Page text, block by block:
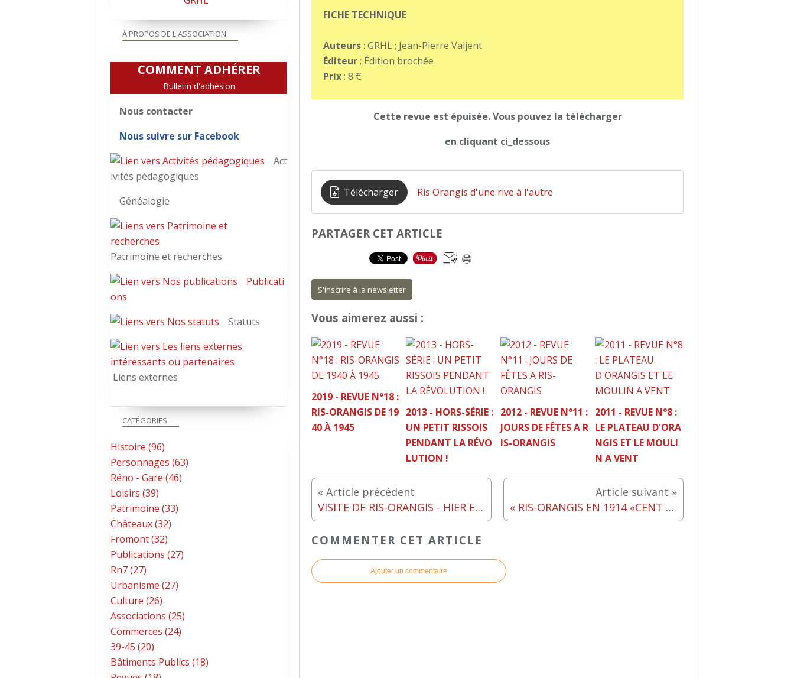
FICHE TECHNIQUE
Auteurs: GRHL ; Jean-Pierre Valjent
Éditeur: Édition brochée
Prix: 8 €
Cette revue est épuisée. Vous pouvez la télécharger
en cliquant ci_dessous
Télécharger Ris Orangis d'une rive à l'autre
PARTAGER CET ARTICLE
S'inscrire à la newsletter
Vous aimerez aussi :
2019 - REVUE N°18 :
RIS-ORANGIS DE 19
40 À 1945
2013 - HORS-SÉRIE :
UN PETIT RISSOIS
PENDANT LA RÉVO
LUTION !
2012 - REVUE N°11 :
JOURS DE FÊTES A R
IS-ORANGIS
2011 - REVUE N°8 :
LE PLATEAU D'ORA
NGIS ET LE MOULI
N A VENT
« Article précédent
VISITE DE RIS-ORANGIS - HIER ET AUJOURD'HUI (2)
Article suivant »
« RIS-ORANGIS EN 1914 «CENT ANS DÉJÀ»
COMMENTER CET ARTICLE
Ajouter un commentaire
CATÉGORIES
Histoire (96)
Personnages (63)
Réno - Gare (46)
Loisirs (39)
Patrimoine (33)
Châteaux (32)
Fromont (32)
Publications (27)
Rn7 (27)
Urbanisme (27)
Culture (26)
Associations (25)
Commerces (24)
39-45 (20)
Bâtiments Publics (18)
À PROPOS DE L'ASSOCIATION
COMMENT ADHÉRER
Bulletin d'adhésion
Nous contacter
Nous suivre sur Facebook
Act
ivités pédagogiques
Généalogie
Patrimoine et recherches
Publicati
ons
Statuts
Liens externes